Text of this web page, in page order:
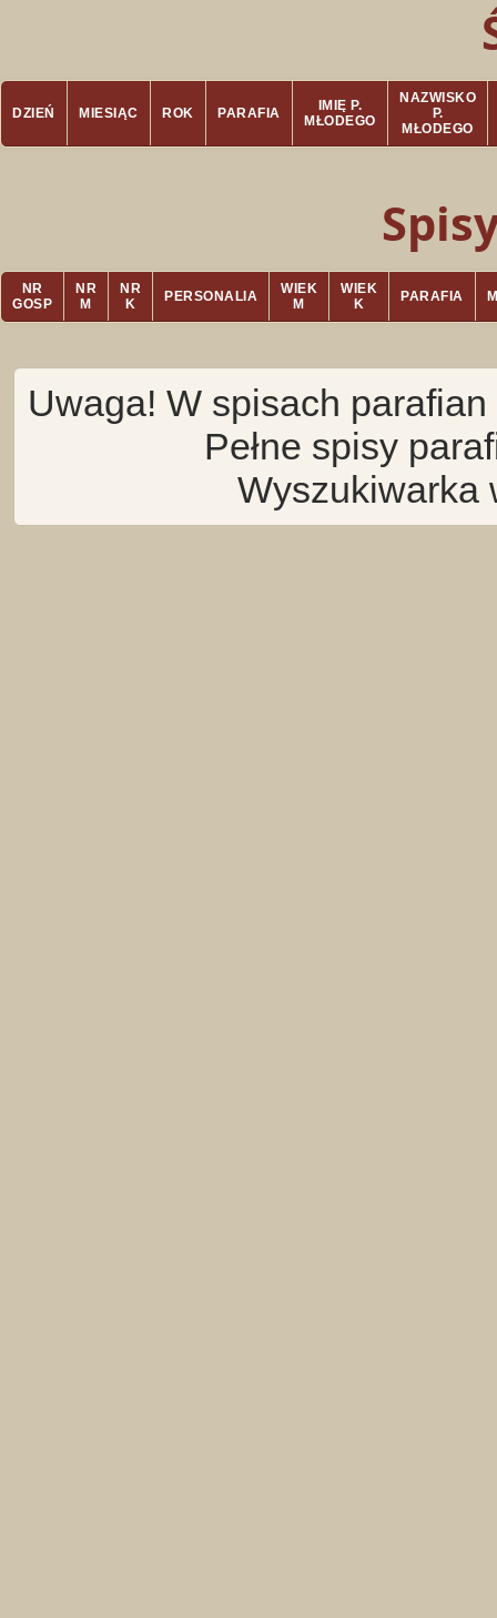
DZIEŃ MIESIĄC ROK PARAFIA
IMIĘ P.
MŁODEGO
NAZWISKO
P.
MŁODEGO
NR
GOSP
NR
M
NR
K
PERSONALIA
WIEK
M
WIEK
K
PARAFIA
Uwaga! W spisach
Pełne spisy
Wyszukiwarka